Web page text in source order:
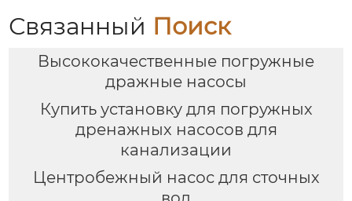
Связанный Поиск
Высококачественные погружные
дражные насосы
Купить установку для погружных
дренажных насосов для
канализации
Центробежный насос для сточных